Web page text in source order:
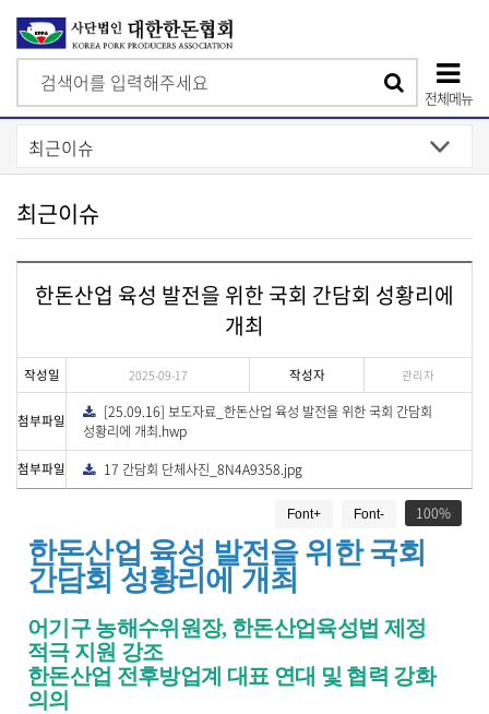
색
전체메뉴
상
단
모
바
일
최근이슈
기
로
제
한돈산업 육성 발전을 위한 국회 간담회 성황리에
개최
작성일 2025-09-17 작성자 관리자
첨부파일
다
운
로
드
[25.09.16] 보도자료_한돈산업 육성 발전을 위한 국회 간담회
성황리에 개최.hwp
첨부파일
다17 간담회 단체사진_8N4A9358.jpg
100
Font+ Font-
한돈산업 육성 발전을 위한 국회
간담회 성황리에 개최
어기구 농해수위원장, 한돈산업육성법 제정
적극 지원 강조
한돈산업 전후방업계 대표 연대 및 협력 강화
의의